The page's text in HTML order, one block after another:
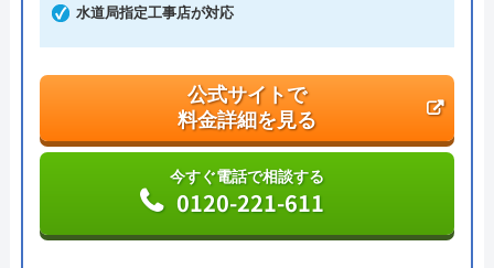
料金が1万円を超えた場合に利用できるホームペー
ジ限定クーポンを実施中なので、お電話の際に「限
定クーポン割引を使用したい」と伝えましょう。
公式サイトで
今すぐ電話で相談する
0120-937-419
水道局指定工事店が対応
公式サイトで
料金詳細を見る
今すぐ電話で相談する
0120-221-611